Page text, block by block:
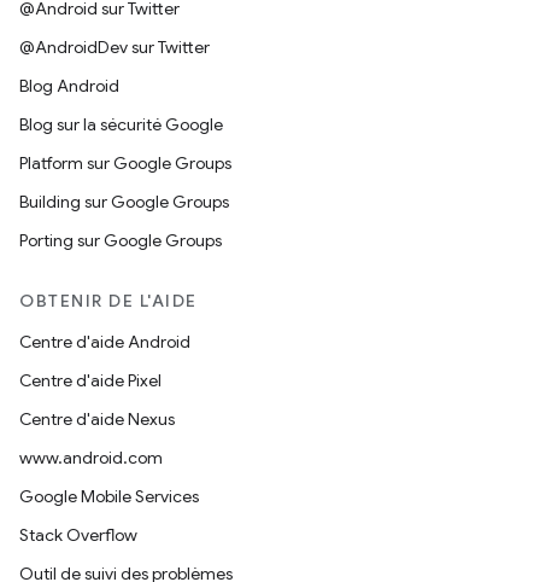
@Android sur Twitter
@AndroidDev sur Twitter
Blog Android
Blog sur la sécurité Google
Platform sur Google Groups
Building sur Google Groups
Porting sur Google Groups
OBTENIR DE L'AIDE
Centre d'aide Android
Centre d'aide Pixel
Centre d'aide Nexus
www.android.com
Google Mobile Services
Stack Overflow
Outil de suivi des problèmes